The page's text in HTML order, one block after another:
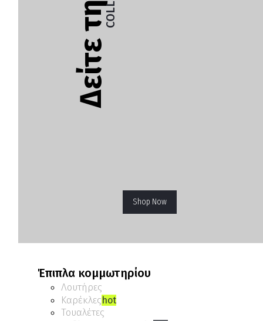
Δείτε την
Shop Now
Έπιπλα κομμωτηρίου
Λουτήρες
Καρέκλεςhot
Τουαλέτες